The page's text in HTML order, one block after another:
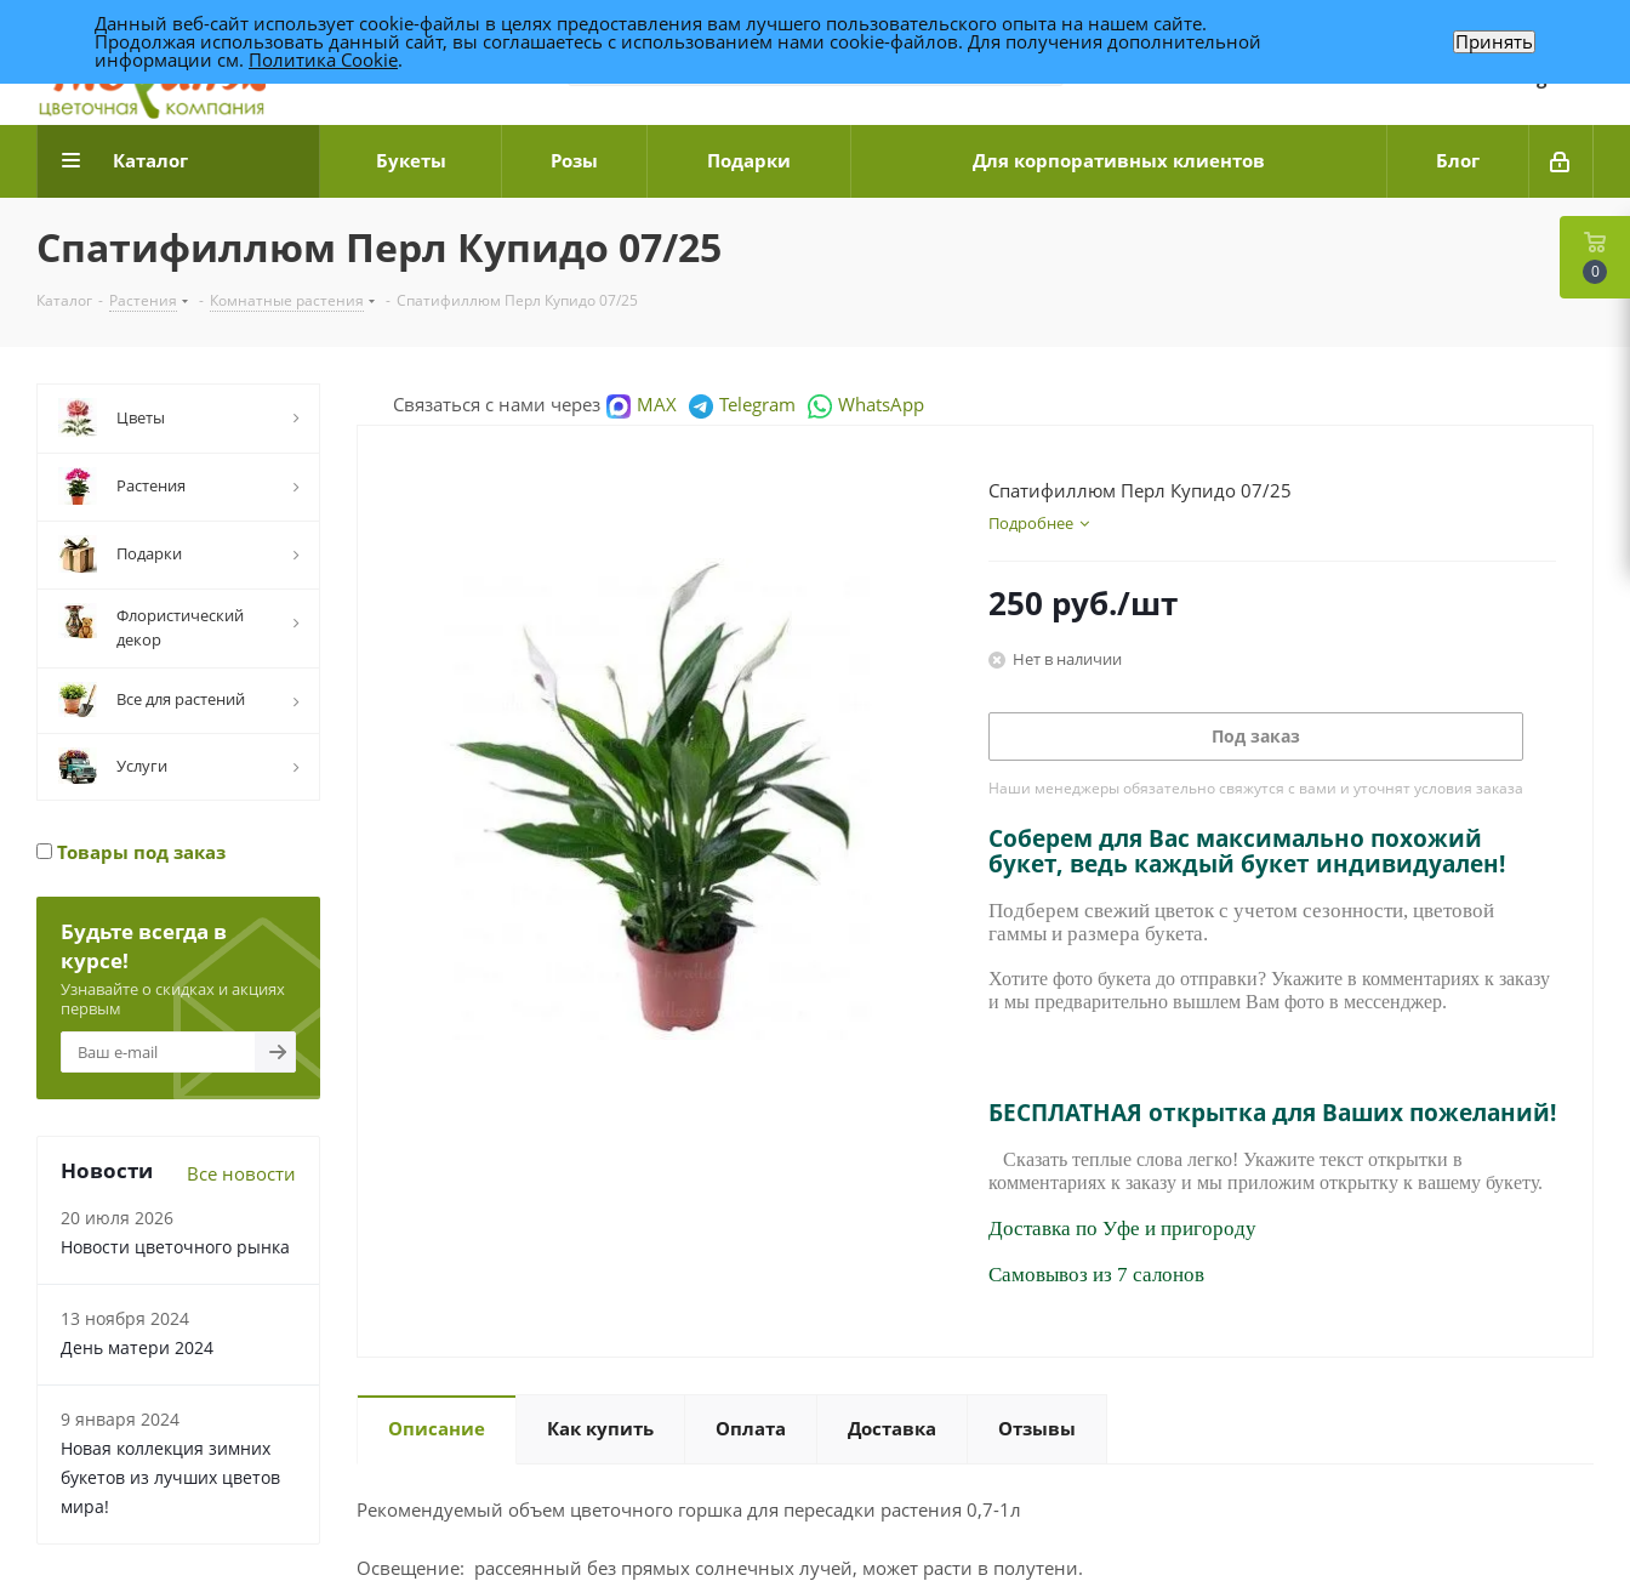
Доставка цветов по Уфе +7 (989) 95-14-014
Связаться по WhatsApp
Каталог Букеты Розы Подарки Для корпоративных клиентов Блог
Спатифиллюм Перл Купидо 07/25
Каталог - Растения - Комнатные растения - Спатифиллюм Перл Купидо 07/25
Связаться с нами через MAX Telegram WhatsApp
Спатифиллюм Перл Купидо 07/25
Подробнее
250 руб./шт
Нет в наличии
Под заказ
Наши менеджеры обязательно свяжутся с вами и уточнят условия заказа
Соберем для Вас максимально похожий
букет, ведь каждый букет индивидуален!
Подберем свежий цветок с учетом сезонности, цветовой
гаммы и размера букета.
Хотите фото букета до отправки? Укажите в комментариях к заказу
и мы предварительно вышлем Вам фото в мессенджер.
БЕСПЛАТНАЯ открытка для Ваших пожеланий!
Сказать теплые слова легко! Укажите текст открытки в
комментариях к заказу и мы приложим открытку к вашему букету.
Доставка по Уфе и пригороду
Самовывоз из 7 салонов
Описание Как купить Оплата Доставка Отзывы
Рекомендуемый объем цветочного горшка для пересадки растения 0,7-1л
Освещение: рассеянный без прямых солнечных лучей, может расти в полутени.
Цветы
Растения
Подарки
Флористический
декор
Все для растений
Услуги
Товары под заказ
Будьте всегда в
курсе!
Узнавайте о скидках и акциях
первым
Новости Все новости
20 июля 2026
Новости цветочного рынка
13 ноября 2024
День матери 2024
9 января 2024
Новая коллекция зимних
букетов из лучших цветов
мира!
0
Данный веб-сайт использует cookie-файлы в целях предоставления вам лучшего пользовательского опыта на нашем сайте.
Продолжая использовать данный сайт, вы соглашаетесь с использованием нами cookie-файлов. Для получения дополнительной
информации см. Политика Cookie.
Принять